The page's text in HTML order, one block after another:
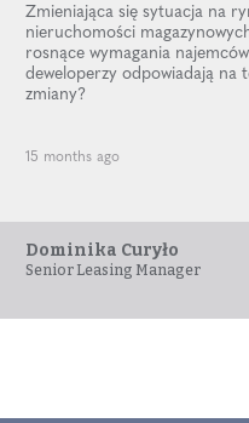
Zmieniająca się sytuacja na
nieruchomości
rosnące wymagania
deweloperzy odpowiadają na
zmiany?
15 months ago
Dominika Curyło
Senior Leasing Manager